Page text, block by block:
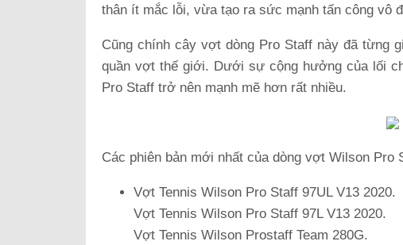
thân ít mắc lỗi, vừa tạo ra sức mạnh tấn công vô
Cũng chính cây vợt dòng Pro Staff này đã từng
quần vợt thế giới. Dưới sự cộng hưởng của lối
Pro Staff trở nên mạnh mẽ hơn rất nhiều.
Các phiên bản mới nhất của dòng vợt Wilson Pro
Vợt Tennis Wilson Pro Staff 97UL V13 2020.
Vợt Tennis Wilson Pro Staff 97L V13 2020.
Vợt Tennis Wilson Prostaff Team 280G.